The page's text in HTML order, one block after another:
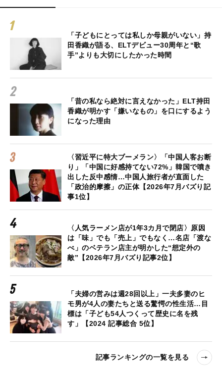
「子どもにとっては私しか母親がいない」持
田香織が語る、ELTデビュー30周年と“歌
手”よりも大切にしたかった時間
「昔の私なら絶対に言えなかった」ELT持田
香織が明かす「嫌いなもの」を口にするよう
になった理由
〈習近平に特大ブーメラン〉「中国人客お断
り」「中国に好感持てない72%」韓国で噴き
出した反中感情…中国人旅行者が直面した
「政治的摩擦」の正体【2026年7月バズり記
事1位】
〈人気ラーメン店が1年3カ月で閉店〉原因
は「味」でも「売上」でもなく…名店「渡な
べ」のベテラン店主が明かした“想定外の
敵”【2026年7月バズり記事2位】
「夫婦の営みは週28回以上」一夫多妻のヒ
モ男が4人の妻たちと送る驚愕の性生活…目
標は「子ども54人つくって歴史に名を残
す」【2024 記事総合 5位】
記事ランキングの一覧を見る